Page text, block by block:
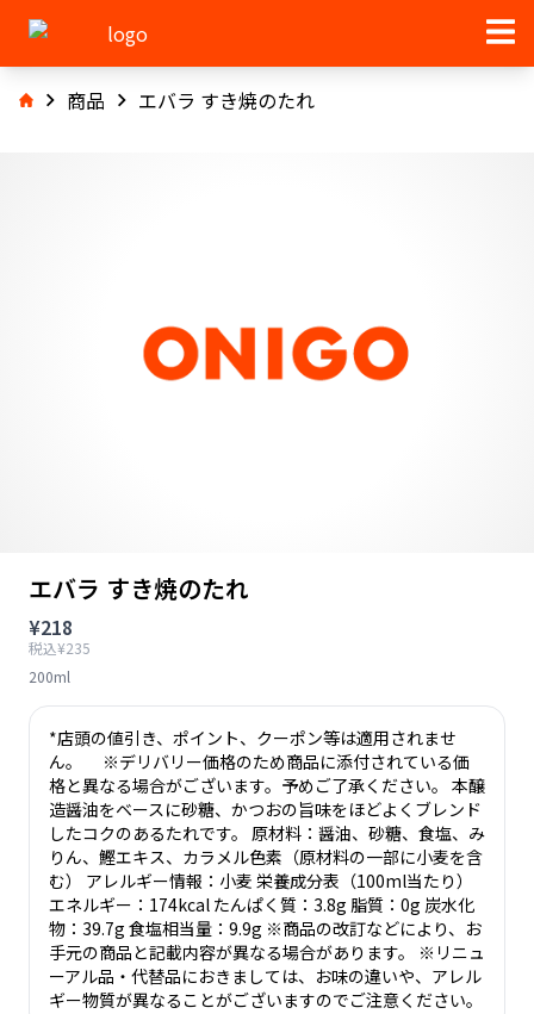
商品 エバラ すき焼のたれ
エバラ すき焼のたれ
¥218
税込¥235
200ml
*店頭の値引き、ポイント、クーポン等は適用されませ
ん。 ※デリバリー価格のため商品に添付されている価
格と異なる場合がございます。予めご了承ください。 本醸
造醤油をベースに砂糖、かつおの旨味をほどよくブレンド
したコクのあるたれです。 原材料：醤油、砂糖、食塩、み
りん、鰹エキス、カラメル色素（原材料の一部に小麦を含
む） アレルギー情報：小麦 栄養成分表（100ml当たり）
エネルギー：174kcal たんぱく質：3.8g 脂質：0g 炭水化
物：39.7g 食塩相当量：9.9g ※商品の改訂などにより、お
手元の商品と記載内容が異なる場合があります。 ※リニュ
ーアル品・代替品におきましては、お味の違いや、アレル
ギー物質が異なることがございますのでご注意ください。